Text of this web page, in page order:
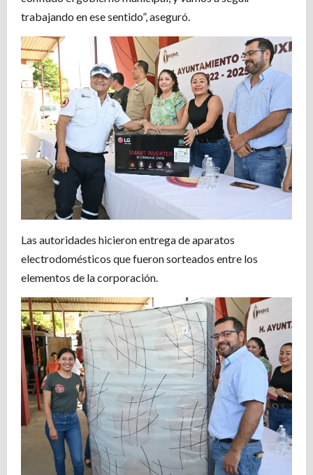
trabajando en ese sentido”, aseguró.
Las autoridades hicieron entrega de aparatos
electrodomésticos que fueron sorteados entre los
elementos de la corporación.